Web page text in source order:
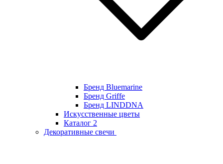
Бренд Bluemarine
Бренд Griffe
Бренд LINDDNA
Искусственные цветы
Каталог 2
Декоративные свечи